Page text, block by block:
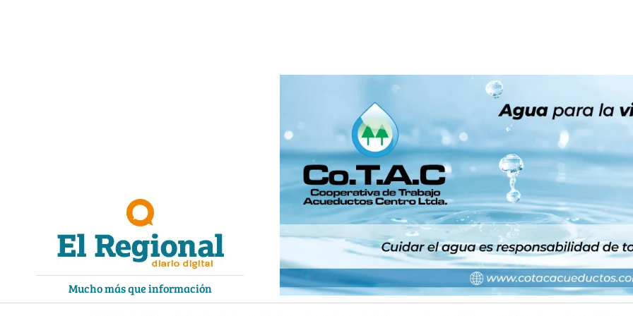
Mucho más que información